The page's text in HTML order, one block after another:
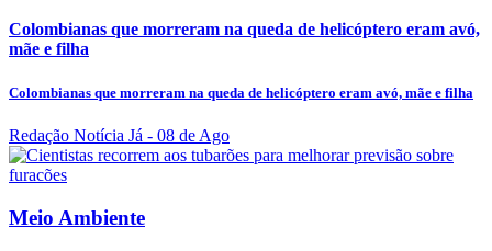
Colombianas que morreram na queda de helicóptero eram avó,
mãe e filha
Colombianas que morreram na queda de helicóptero eram avó, mãe e filha
Redação Notícia Já - 08 de Ago
Meio Ambiente